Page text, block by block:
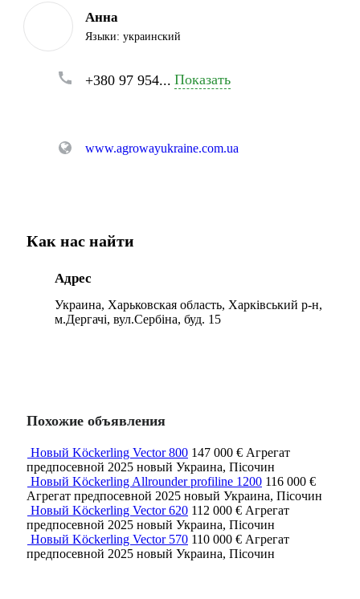
Анна
Языки: украинский
+380 97 954... Показать
www.agrowayukraine.com.ua
Как нас найти
Адрес
Украина, Харьковская область, Харківський р-н,
м.Дергачі, вул.Сербіна, буд. 15
Похожие объявления
Новый Köckerling Vector 800 147 000 € Агрегат
предпосевной 2025 новый Украина, Пісочин
Новый Köckerling Allrounder profiline 1200 116 000 €
Агрегат предпосевной 2025 новый Украина, Пісочин
Новый Köckerling Vector 620 112 000 € Агрегат
предпосевной 2025 новый Украина, Пісочин
Новый Köckerling Vector 570 110 000 € Агрегат
предпосевной 2025 новый Украина, Пісочин